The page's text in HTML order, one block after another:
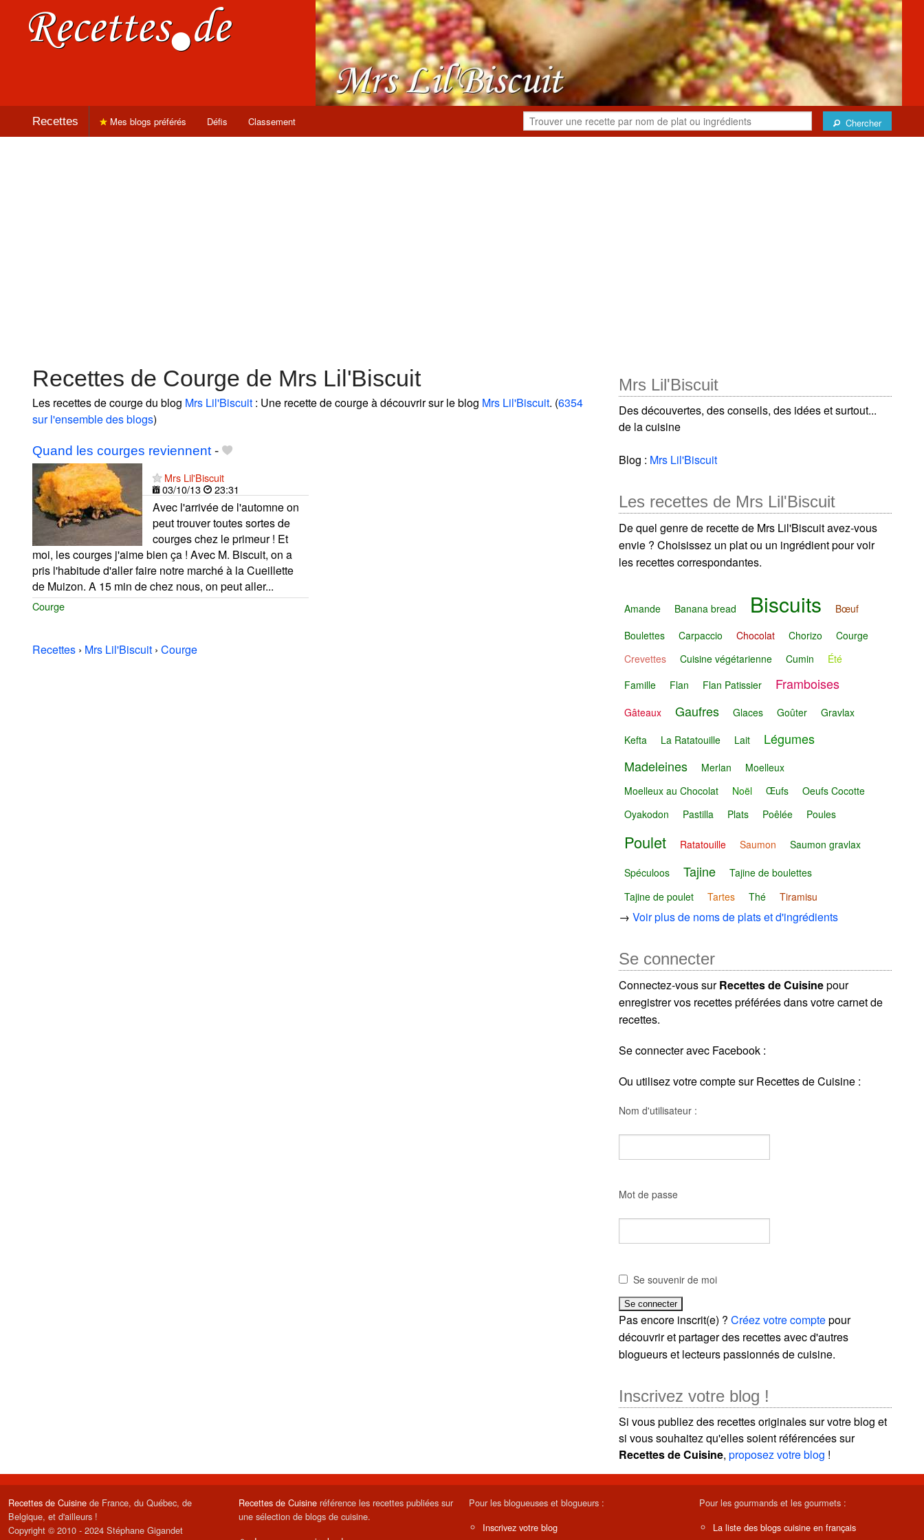
Recettes Chercher
Mes blogs préférés Défis Classement
Recettes de Courge de Mrs Lil'Biscuit
Les recettes de courge du blog Mrs Lil'Biscuit : Une recette de courge à découvrir sur le blog Mrs Lil'Biscuit. (6354
sur l'ensemble des blogs)
Quand les courges reviennent -
Mrs Lil'Biscuit
03/10/13
23:31
Avec l'arrivée de l'automne on
peut trouver toutes sortes de
courges chez le primeur ! Et
moi, les courges j'aime bien ça ! Avec M. Biscuit, on a
pris l'habitude d'aller faire notre marché à la Cueillette
de Muizon. A 15 min de chez nous, on peut aller...
Courge
Recettes › Mrs Lil'Biscuit › Courge
Mrs Lil'Biscuit
Des découvertes, des conseils, des idées et surtout...
de la cuisine
Blog : Mrs Lil'Biscuit
Les recettes de Mrs Lil'Biscuit
De quel genre de recette de Mrs Lil'Biscuit avez-vous
envie ? Choisissez un plat ou un ingrédient pour voir
les recettes correspondantes.
Amande Banana bread Biscuits
Bœuf
Boulettes
Carpaccio Chocolat Chorizo
Courge
Crevettes
Cuisine végétarienne Cumin
Été
Famille
Flan Flan Patissier Framboises
Gâteaux Gaufres Glaces Goûter
Gravlax
Kefta
La Ratatouille Lait
Légumes
Madeleines
Merlan
Moelleux
Moelleux au Chocolat
Noël Œufs
Oeufs Cocotte
Oyakodon
Pastilla Plats Poêlée Poules
Poulet Ratatouille Saumon Saumon gravlax
Spéculoos Tajine
Tajine de boulettes
Tajine de poulet
Tartes Thé Tiramisu
→Voir plus de noms de plats et d'ingrédients
Se connecter
Connectez-vous surRecettes de Cuisinepour
enregistrer vos recettes préférées dans votre carnet de
recettes.
Se connecter avec Facebook :
Ou utilisez votre compte sur Recettes de Cuisine :
Nom d'utilisateur :
Mot de passe
Se souvenir de moi
Pas encore inscrit(e) ?Créez votre comptepour
découvrir et partager des recettes avec d'autres
blogueurs et lecteurs passionnés de cuisine.
Inscrivez votre blog !
Si vous publiez des recettes originales sur votre blog et
si vous souhaitez qu'elles soient référencées sur
Recettes de Cuisine,proposez votre blog !
Recettes de Cuisine de France, du Québec, de
Belgique, et d'ailleurs !
Copyright © 2010 - 2024 Stéphane Gigandet
Recettes de Cuisine référence les recettes publiées sur
une sélection de blogs de cuisine.
Pour les blogueuses et blogueurs :
Inscrivez votre blog
Pour les gourmands et les gourmets :
La liste des blogs cuisine en français